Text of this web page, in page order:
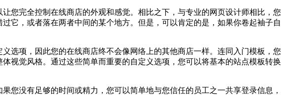
完全控制在线商店的外观和感觉。相比之下，与专业的网页设计师相比，您
它，或者落在两者中间的某个地方。但是，可以肯定的是，如果你卷起袖子自
项，因此您的在线商店终不会像网络上的其他商店一样。连同入门模板，您
视觉风格。通过这些简单而重要的自定义选项，您可以将基本的站点模板转换
没有足够的时间或精力，您可以简单地与您信任的员工之一共享登录信息，